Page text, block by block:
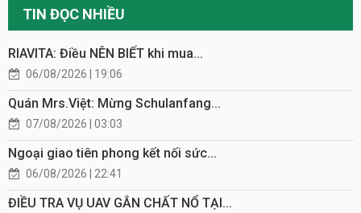
TIN ĐỌC NHIỀU
RIAVITA: Điều NÊN BIẾT khi mua...
06/08/2026 | 19:06
Quán Mrs.Việt: Mừng Schulanfang...
07/08/2026 | 03:03
Ngoại giao tiên phong kết nối sức...
06/08/2026 | 22:41
ĐIỀU TRA VỤ UAV GẮN CHẤT NỔ TẠI...